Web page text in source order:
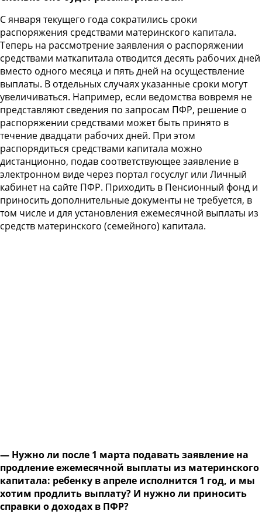
С января текущего года сократились сроки
распоряжения средствами материнского капитала.
Теперь на рассмотрение заявления о распоряжении
средствами маткапитала отводится десять рабочих дней
вместо одного месяца и пять дней на осуществление
выплаты. В отдельных случаях указанные сроки могут
увеличиваться. Например, если ведомства вовремя не
представляют сведения по запросам ПФР, решение о
распоряжении средствами может быть принято в
течение двадцати рабочих дней. При этом
распорядиться средствами капитала можно
дистанционно, подав соответствующее заявление в
электронном виде через портал госуслуг или Личный
кабинет на сайте ПФР. Приходить в Пенсионный фонд и
приносить дополнительные документы не требуется, в
том числе и для установления ежемесячной выплаты из
средств материнского (семейного) капитала.
— Нужно ли после 1 марта подавать заявление на
продление ежемесячной выплаты из материнского
капитала: ребенку в апреле исполнится 1 год, и мы
хотим продлить выплату? И нужно ли приносить
справки о доходах в ПФР?